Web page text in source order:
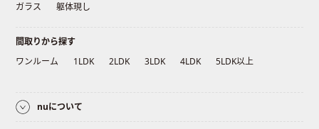
ガラス
躯体現し
間取りから探す
ワンルーム
1LDK 2LDK 3LDK 4LDK 5LDK以上
nuについて